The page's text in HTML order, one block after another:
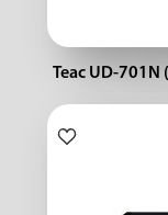
Teac UD-701N